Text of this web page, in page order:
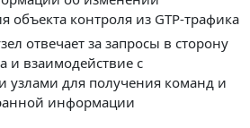
объекта контроля из GTP-трафика
отвечает за запросы в сторону
и взаимодействие с
узлами для получения команд и
информации